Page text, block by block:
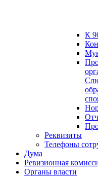
К
Реквизиты
Телефоны
Дума
Ревизионная
Органы власти